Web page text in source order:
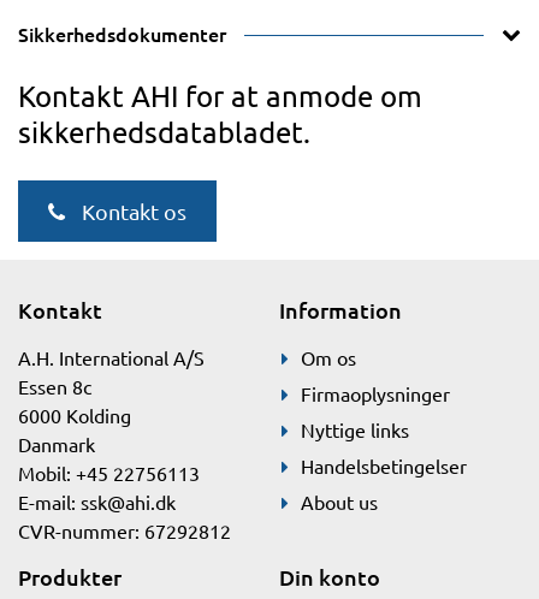
Sikkerhedsdokumenter
Kontakt AHI for at anmode om
sikkerhedsdatabladet.
Kontakt os
Kontakt
A.H. International A/S
Essen 8c
6000 Kolding
Danmark
Mobil: +45 22756113
E-mail: ssk@ahi.dk
CVR-nummer: 67292812
Information
Om os
Firmaoplysninger
Nyttige links
Handelsbetingelser
About us
Produkter Din konto